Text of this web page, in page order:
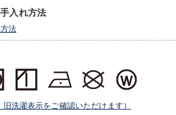
入れ方法
法
洗濯表示をご確認いただけます）